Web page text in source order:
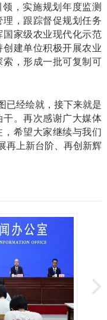
，实施规划年度监测
，跟踪督促规划任务
家级农业现代化示范
建单位积极开展农业
，形成一批可复制可
已经绘就，接下来就是
。再次感谢广大媒体
希望大家继续与我们
再上新台阶、再创新辉